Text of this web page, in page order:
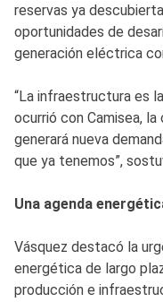
reservas ya
oportunidades de
generación eléctrica
“La infraestructura es
ocurrió con Camisea,
generará nueva
que ya tenemos”,
Una agenda
Vásquez destacó la
energética de largo
producción e